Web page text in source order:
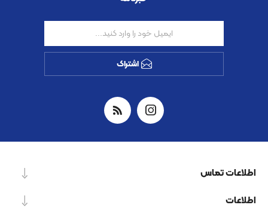
اشتراک
اطلاعات تماس
اطلاعات